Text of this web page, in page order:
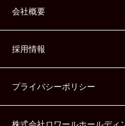
会社概要
採用情報
プライバシーポリシー